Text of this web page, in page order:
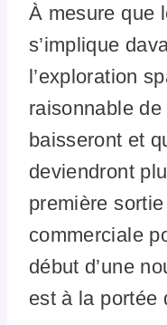
À mesure que
s’implique
l’exploration
raisonnable
baisseront et
deviendront
première
commerciale
début d’une
est à la portée